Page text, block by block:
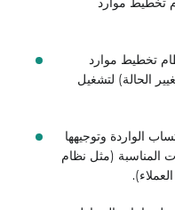
تخطيط موارد
الحالة) لتشغيل
الواردة وتوجيهها
المناسبة (مثل نظام